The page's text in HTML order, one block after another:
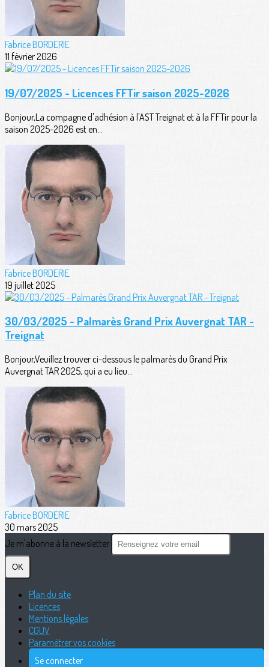
Fabrice BORDERIE
11 février 2026
19/07/2025 - Licences FFTir saison 2025-2026
Bonjour,La compagne d'adhésion à l'AST Treignat et à la FFTir pour la
saison 2025-2026 est en...
Fabrice BORDERIE
19 juillet 2025
30/03/2025 - Palmarès Grand Prix Auvergnat TAR -
Treignat
Bonjour,Veuillez trouver ci-dessous le palmarès du Grand Prix
Auvergnat TAR 2025, qui a eu lieu...
Fabrice BORDERIE
30 mars 2025
Je m'abonne à la newsletter
OK
Plan du site
Licences
Mentions légales
CGUV
Paramétrer vos cookies
Se connecter